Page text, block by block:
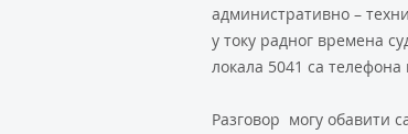
административно –
у току радног времена
локала 5041 са
Разговор могу обавити